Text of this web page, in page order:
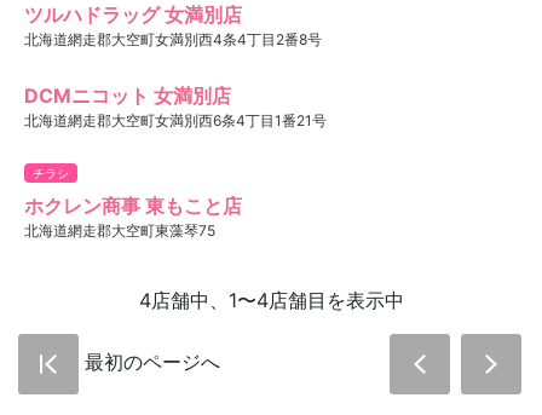
ツルハドラッグ 女満別店
北海道網走郡大空町女満別西4条4丁目2番8号
DCMニコット 女満別店
北海道網走郡大空町女満別西6条4丁目1番21号
チラシ
ホクレン商事 東もこと店
北海道網走郡大空町東藻琴75
4店舗中、1〜4店舗目を表示中
最初のページへ